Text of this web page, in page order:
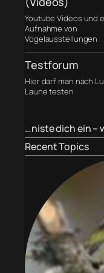
Youtube Videos und
Aufnahme von
Vogelausstellungen
Testforum
Hier darf man nach
Laune testen
…niste dich ein –
Recent Topics